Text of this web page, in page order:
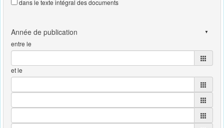
dans le texte intégral des documents
entre le
et le